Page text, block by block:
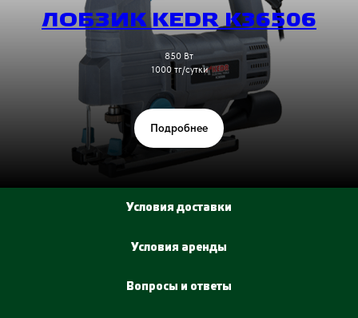
ЛОБЗИК KEDR K36506
850 Вт
1000 тг/сутки
Подробнее
Условия доставки
Условия аренды
Вопросы и ответы